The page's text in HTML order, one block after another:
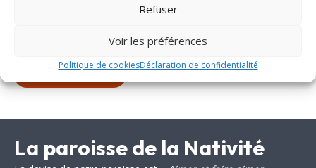
Refuser
Voir les préférences
Politique de cookiesDéclaration de confidentialité
malades
La paroisse de la Nativité